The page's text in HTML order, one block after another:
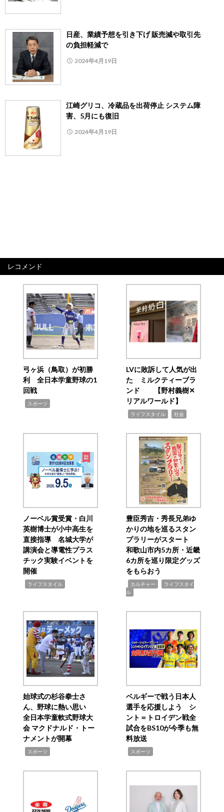
日産、業績予想を引き下げ 販売減や取引先
の負担軽減で
2024年4月19日
江崎グリコ、冷蔵品を出荷停止 システム障
害、5月にも復旧
2024年4月19日
レコメンド
弓ヶ浜（鳥取）が初勝
利 全日本学童野球の1
回戦
スポーツ
LVに敗訴して人気が出
た ミルクティーブラ
ンド 【野村義樹✕
リアルワールド】
ライフスタイル 社会
ノーベル賞受賞・白川
英樹博士が小中高生を
直接指導 名城大学が
講演会と導電性プラス
チック実験イベントを
開催
ライフスタイル
豊臣秀吉・秀長兄弟ゆ
かりの地を巡るスタン
プラリーがスタート
和歌山市内5カ所・近畿
6カ所を巡り限定グッズ
をもらおう
カルチャー
ライフスタイ
ル
始球式の杉谷拳士さ
ん、野球に熱い思い
全日本学童軟式野球大
会 マクドナルド・トー
ナメントが開幕
スポーツ
ベルギーで戦う日本人
選手を応援しよう シ
ント＝トロイデン戦全
試合をBS10が今季も無
料放送
スポーツ